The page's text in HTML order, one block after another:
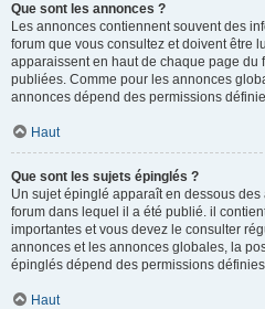
Que sont les annonces ?
Les annonces contiennent souvent des
forum que vous consultez et doivent être
apparaissent en haut de chaque page du
publiées. Comme pour les annonces
annonces dépend des permissions
Haut
Que sont les sujets épinglés ?
Un sujet épinglé apparaît en dessous
forum dans lequel il a été publié. il
importantes et vous devez le consulter
annonces et les annonces globales, la
épinglés dépend des permissions
Haut